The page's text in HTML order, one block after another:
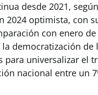
desde 2021,
2024 optimista, con
con enero
democratización
para universalizar el
nacional entre un